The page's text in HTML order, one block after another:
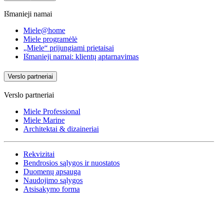
Išmanieji namai
Miele@home
Miele programėlė
„Miele“ prijungiami prietaisai
Išmanieji namai: klientų aptarnavimas
Verslo partneriai
Verslo partneriai
Miele Professional
Miele Marine
Architektai & dizaineriai
Rekvizitai
Bendrosios sąlygos ir nuostatos
Duomenų apsauga
Naudojimo sąlygos
Atsisakymo forma